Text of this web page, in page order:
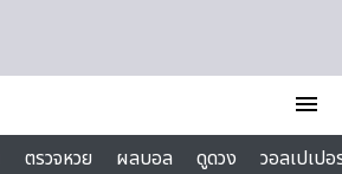
menu
ตรวจหวย ผลบอล ดูดวง
วอลเปเป